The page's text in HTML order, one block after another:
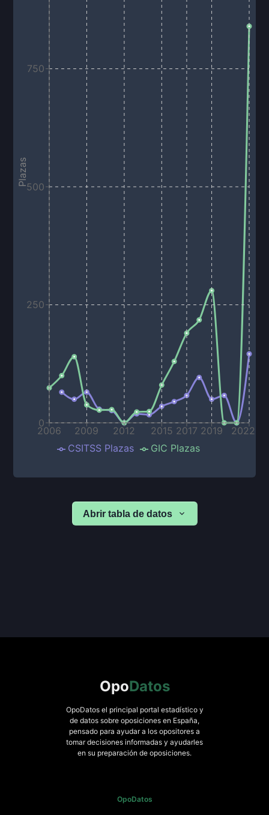
2006 2009 2012 2015 2017 2019 2022
0
250
500
750
Plazas
CSITSS Plazas GIC Plazas
Abrir tabla de datos
OpoDatos
OpoDatos el principal portal estadístico y
de datos sobre oposiciones en España,
pensado para ayudar a los opositores a
tomar decisiones informadas y ayudarles
en su preparación de oposiciones.
OpoDatos